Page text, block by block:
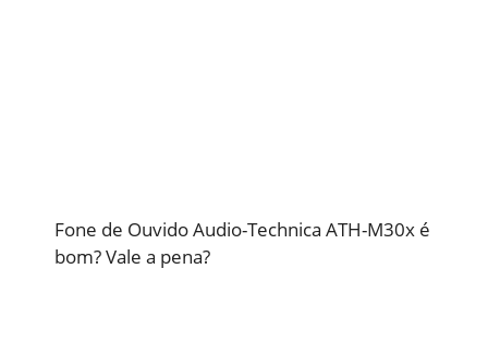
Fone de Ouvido Audio-Technica ATH-M30x é
bom? Vale a pena?